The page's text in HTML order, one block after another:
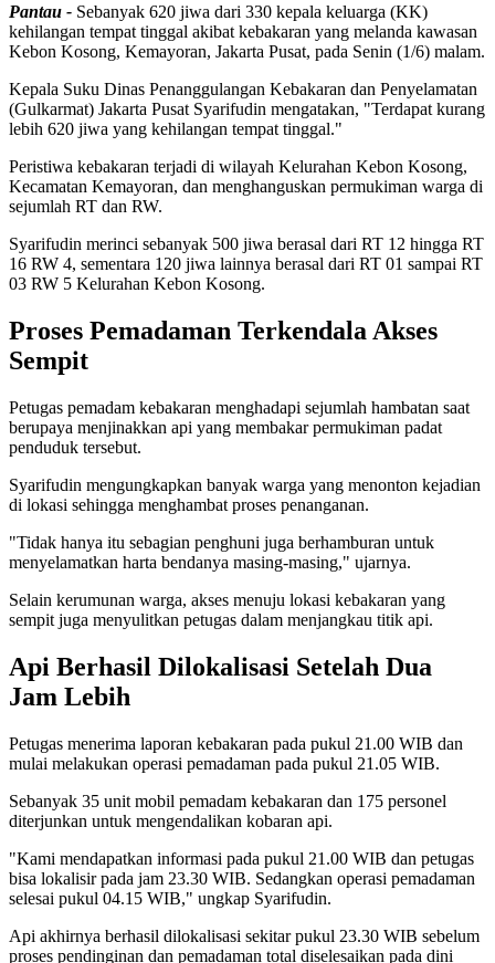
Pantau - Sebanyak 620 jiwa dari 330 kepala keluarga (KK)
kehilangan tempat tinggal akibat kebakaran yang melanda kawasan
Kebon Kosong, Kemayoran, Jakarta Pusat, pada Senin (1/6) malam.
Kepala Suku Dinas Penanggulangan Kebakaran dan Penyelamatan
(Gulkarmat) Jakarta Pusat Syarifudin mengatakan, "Terdapat kurang
lebih 620 jiwa yang kehilangan tempat tinggal."
Peristiwa kebakaran terjadi di wilayah Kelurahan Kebon Kosong,
Kecamatan Kemayoran, dan menghanguskan permukiman warga di
sejumlah RT dan RW.
Syarifudin merinci sebanyak 500 jiwa berasal dari RT 12 hingga RT
16 RW 4, sementara 120 jiwa lainnya berasal dari RT 01 sampai RT
03 RW 5 Kelurahan Kebon Kosong.
Proses Pemadaman Terkendala Akses
Sempit
Petugas pemadam kebakaran menghadapi sejumlah hambatan saat
berupaya menjinakkan api yang membakar permukiman padat
penduduk tersebut.
Syarifudin mengungkapkan banyak warga yang menonton kejadian
di lokasi sehingga menghambat proses penanganan.
"Tidak hanya itu sebagian penghuni juga berhamburan untuk
menyelamatkan harta bendanya masing-masing," ujarnya.
Selain kerumunan warga, akses menuju lokasi kebakaran yang
sempit juga menyulitkan petugas dalam menjangkau titik api.
Api Berhasil Dilokalisasi Setelah Dua
Jam Lebih
Petugas menerima laporan kebakaran pada pukul 21.00 WIB dan
mulai melakukan operasi pemadaman pada pukul 21.05 WIB.
Sebanyak 35 unit mobil pemadam kebakaran dan 175 personel
diterjunkan untuk mengendalikan kobaran api.
"Kami mendapatkan informasi pada pukul 21.00 WIB dan petugas
bisa lokalisir pada jam 23.30 WIB. Sedangkan operasi pemadaman
selesai pukul 04.15 WIB," ungkap Syarifudin.
Api akhirnya berhasil dilokalisasi sekitar pukul 23.30 WIB sebelum
proses pendinginan dan pemadaman total diselesaikan pada dini